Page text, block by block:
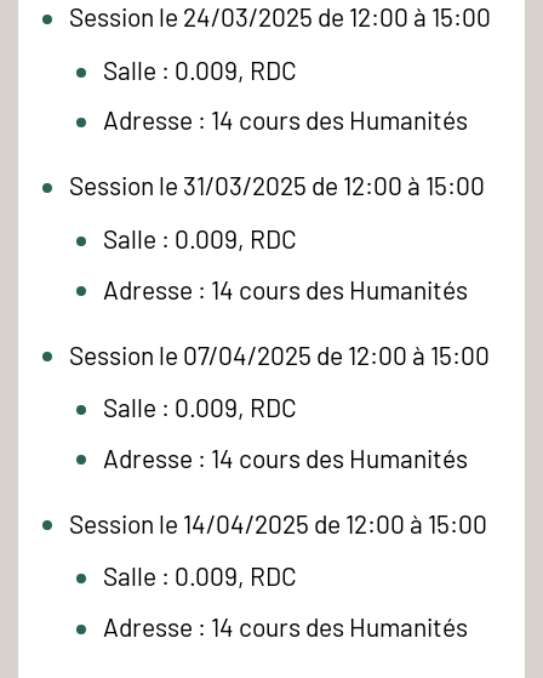
Session le 24/03/2025 de 12:00 à 15:00
Salle : 0.009, RDC
Adresse : 14 cours des Humanités
Session le 31/03/2025 de 12:00 à 15:00
Salle : 0.009, RDC
Adresse : 14 cours des Humanités
Session le 07/04/2025 de 12:00 à 15:00
Salle : 0.009, RDC
Adresse : 14 cours des Humanités
Session le 14/04/2025 de 12:00 à 15:00
Salle : 0.009, RDC
Adresse : 14 cours des Humanités